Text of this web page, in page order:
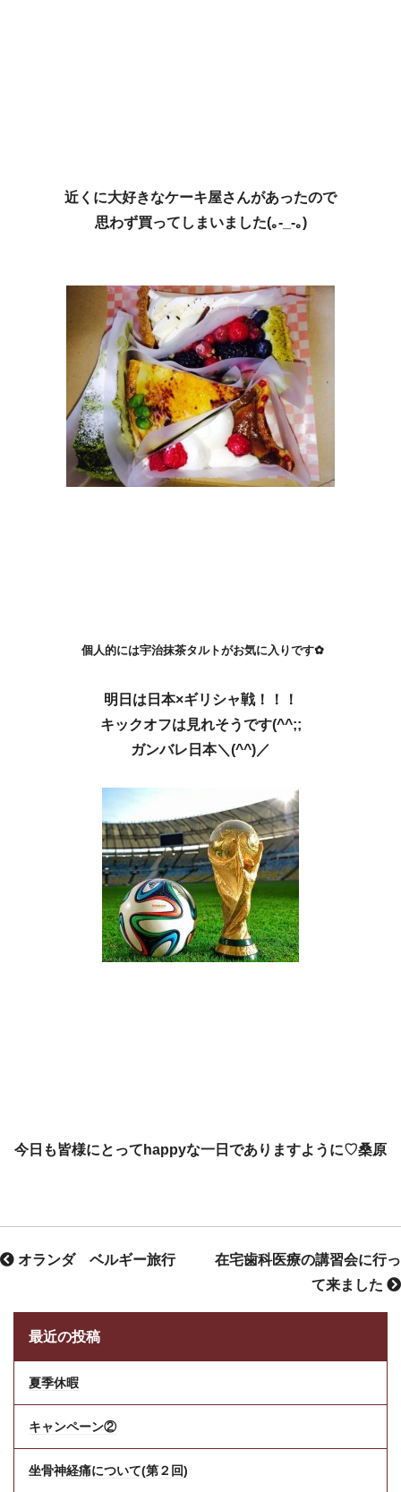
近くに大好きなケーキ屋さんがあったので
思わず買ってしまいました(｡-_-｡)
個人的には宇治抹茶タルトがお気に入りです✿
明日は日本×ギリシャ戦！！！
キックオフは見れそうです(^^;;
ガンバレ日本＼(^^)／
今日も皆様にとってhappyな一日でありますように♡桑原
在宅歯科医療の講習会に行っ
て来ました
オランダ ベルギー旅行
最近の投稿
夏季休暇
キャンペーン②
坐骨神経痛について(第２回)